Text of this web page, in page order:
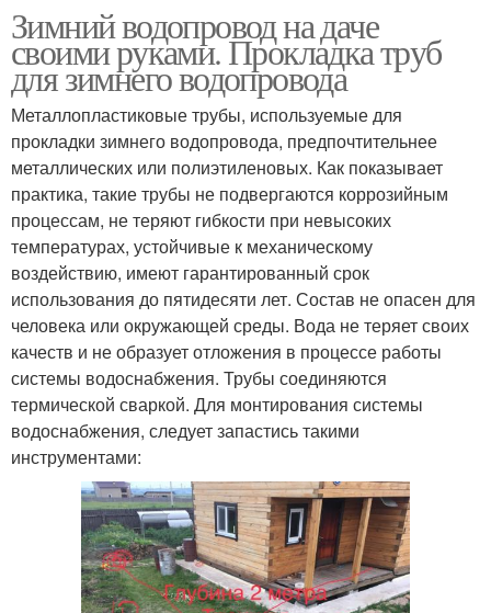
Металлический
водопровод
Водопровод на участке
Водопровод в земле
Зимний водопровод на даче
своими руками. Прокладка труб
для зимнего водопровода
Металлопластиковые трубы, используемые для
прокладки зимнего водопровода, предпочтительнее
металлических или полиэтиленовых. Как показывает
практика, такие трубы не подвергаются коррозийным
процессам, не теряют гибкости при невысоких
температурах, устойчивые к механическому
воздействию, имеют гарантированный срок
использования до пятидесяти лет. Состав не опасен для
человека или окружающей среды. Вода не теряет своих
качеств и не образует отложения в процессе работы
системы водоснабжения. Трубы соединяются
термической сваркой. Для монтирования системы
водоснабжения, следует запастись такими
инструментами: